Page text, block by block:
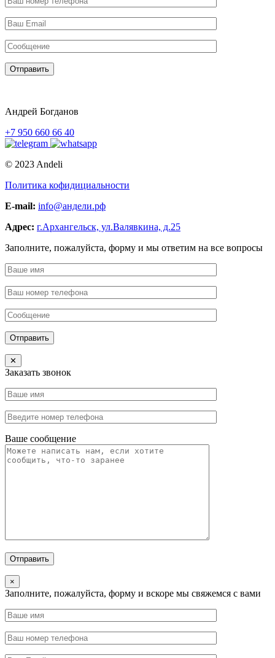
Отправить
Андрей Богданов
+7 950 660 66 40
© 2023 Andeli
Политика кофидициальности
E-mail: info@андели.рф
Адрес: г.Архангельск, ул.Валявкина, д.25
Заполните, пожалуйста, форму и мы ответим на все вопросы
Отправить
✕
Заказать звонок
Ваше сообщение
Отправить
×
Заполните, пожалуйста, форму и вскоре мы свяжемся с вами